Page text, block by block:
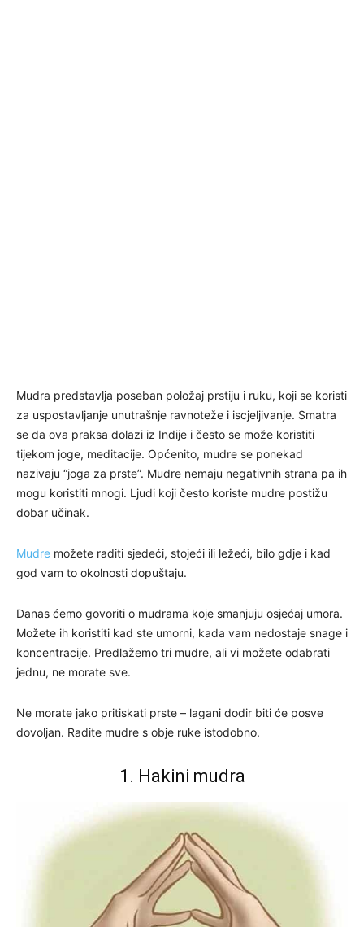
Mudra predstavlja poseban položaj prstiju i ruku, koji se koristi
za uspostavljanje unutrašnje ravnoteže i iscjeljivanje. Smatra
se da ova praksa dolazi iz Indije i često se može koristiti
tijekom joge, meditacije. Općenito, mudre se ponekad
nazivaju “joga za prste”. Mudre nemaju negativnih strana pa ih
mogu koristiti mnogi. Ljudi koji često koriste mudre postižu
dobar učinak.
Mudre možete raditi sjedeći, stojeći ili ležeći, bilo gdje i kad
god vam to okolnosti dopuštaju.
Danas ćemo govoriti o mudrama koje smanjuju osjećaj umora.
Možete ih koristiti kad ste umorni, kada vam nedostaje snage i
koncentracije. Predlažemo tri mudre, ali vi možete odabrati
jednu, ne morate sve.
Ne morate jako pritiskati prste – lagani dodir biti će posve
dovoljan. Radite mudre s obje ruke istodobno.
1. Hakini mudra